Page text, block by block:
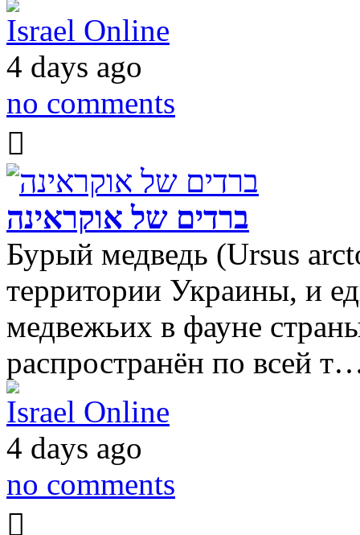
Israel Online
4 days ago
no comments
ברדים של אוקראינה
Бурый медведь (Ursus
территории Украины, и
медвежьих в фауне
распространён по всей
Israel Online
4 days ago
no comments